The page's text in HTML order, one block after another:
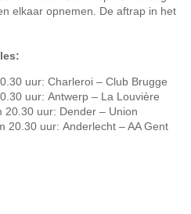
elkaar opnemen. De aftrap in het
uur: Charleroi – Club Brugge
uur: Antwerp – La Louvière
20.30 uur: Dender – Union
20.30 uur: Anderlecht – AA Gent